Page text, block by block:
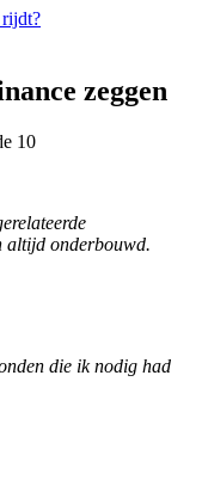
zeggen
10
altijd onderbouwd.
die ik nodig had